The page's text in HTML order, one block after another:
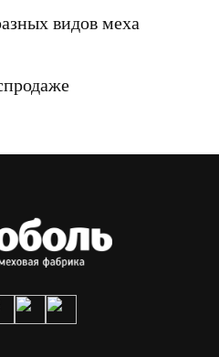
видов меха